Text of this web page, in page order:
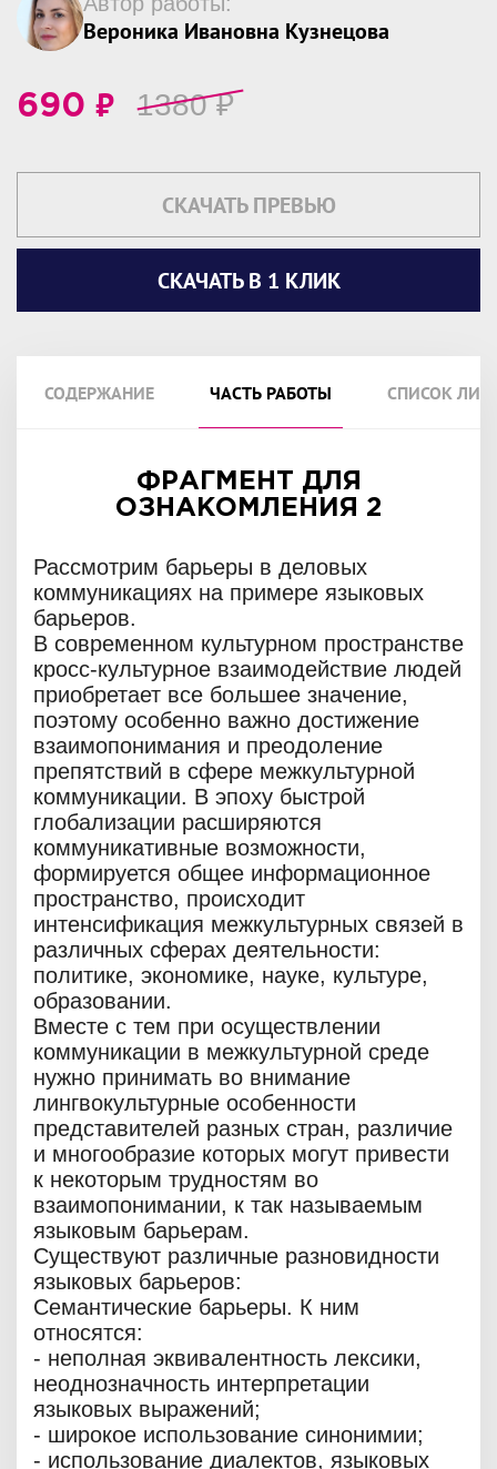
Вероника Ивановна Кузнецова
690 ₽ 1380₽
СКАЧАТЬ ПРЕВЬЮ
СКАЧАТЬ В 1 КЛИК
СОДЕРЖАНИЕ ЧАСТЬ РАБОТЫ СПИСОК
ФРАГМЕНТ ДЛЯ
ОЗНАКОМЛЕНИЯ 2
Рассмотрим барьеры в деловых
коммуникациях на примере языковых
барьеров.
В современном культурном пространстве
кросс-культурное взаимодействие людей
приобретает все большее значение,
поэтому особенно важно достижение
взаимопонимания и преодоление
препятствий в сфере межкультурной
коммуникации. В эпоху быстрой
глобализации расширяются
коммуникативные возможности,
формируется общее информационное
пространство, происходит
интенсификация межкультурных связей в
различных сферах деятельности:
политике, экономике, науке, культуре,
образовании.
Вместе с тем при осуществлении
коммуникации в межкультурной среде
нужно принимать во внимание
лингвокультурные особенности
представителей разных стран, различие
и многообразие которых могут привести
к некоторым трудностям во
взаимопонимании, к так называемым
языковым барьерам.
Существуют различные разновидности
языковых барьеров:
Семантические барьеры. К ним
относятся:
- неполная эквивалентность лексики,
неоднозначность интерпретации
языковых выражений;
- широкое использование синонимии;
- использование диалектов, языковых